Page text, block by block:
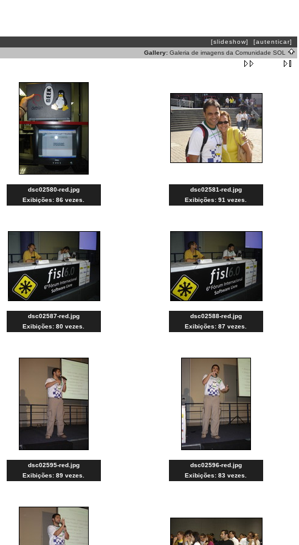
[slideshow]
[autenticar]
Gallery: Galeria de imagens da Comunidade SOL
dsc02580-red.jpg
Exibições: 86 vezes.
dsc02581-red.jpg
Exibições: 91 vezes.
dsc02587-red.jpg
Exibições: 80 vezes.
dsc02588-red.jpg
Exibições: 87 vezes.
dsc02595-red.jpg
Exibições: 89 vezes.
dsc02596-red.jpg
Exibições: 83 vezes.